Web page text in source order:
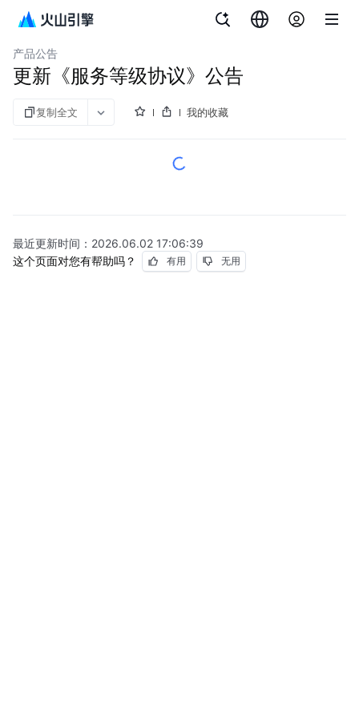
数据库工作台
产品公告
更新《服务等级协议》公告
复制全文 我的收藏
最近更新时间： 2026.06.02 17:06:39
这个页面对您有帮助吗？
有用 无用